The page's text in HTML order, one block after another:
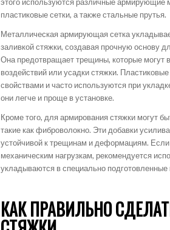
этого используются различные армирующие
пластиковые сетки, а также стальные прутья.
Металлическая армирующая сетка
заливкой стяжки, создавая прочную основу
Она предотвращает трещины, которые могут
воздействий или усадки стяжки.
свойствами и часто используются при
они легче и проще в установке.
Кроме того, для армирования стяжки могут
такие как фиброволокно. Эти добавки
устойчивой к трещинам и деформациям.
механическим нагрузкам, рекомендуется
укладываются в специально подготовленные
КАК ПРАВИЛЬНО